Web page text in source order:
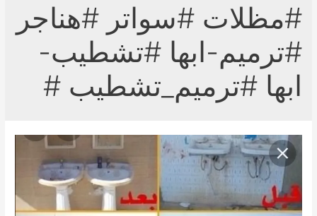
#مظلات #سواتر #هناجر
#ترميم-ابها #تشطيب-
ابها #ترميم_تشطيب #